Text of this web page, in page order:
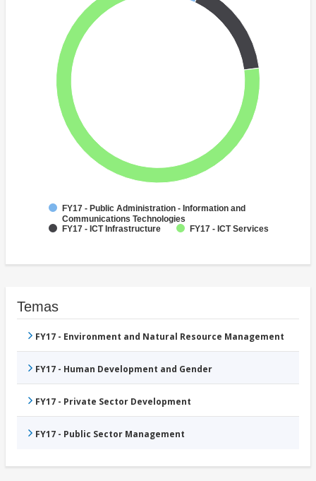
FY17 - Public Administration - Information and
Communications Technologies
FY17 - ICT Infrastructure
FY17 - ICT Services
Temas
FY17 - Environment and Natural Resource Management
FY17 - Human Development and Gender
FY17 - Private Sector Development
FY17 - Public Sector Management